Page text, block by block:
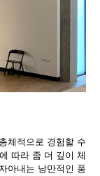
체적으로 경험할 수
따라 좀 더 깊이 체
아내는 낭만적인 풍